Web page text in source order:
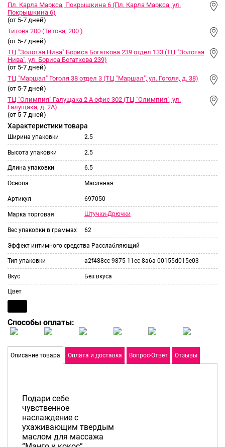
Пл. Карла Маркса, Покрышкина 6 (Пл. Карла Маркса, ул.
Покрышкина 6)
(от 5-7 дней)
Титова 200 (Титова, 200 )
(от 5-7 дней)
ТЦ "Золотая Нива" Бориса Богаткова 239 отдел 133 (ТЦ "Золотая
Нива", ул. Бориса Богаткова 239)
(от 5-7 дней)
ТЦ "Маршал" Гоголя 38 отдел 3 (ТЦ "Маршал", ул. Гоголя, д. 38)
(от 5-7 дней)
ТЦ "Олимпия" Галущака 2 А офис 302 (ТЦ "Олимпия", ул.
Галущака, д. 2А)
(от 5-7 дней)
Характеристики товара
Ширина упаковки 2.5
Высота упаковки 2.5
Длина упаковки 6.5
Основа Масляная
Артикул 697050
Марка торговая Штучки-Дрючки
Вес упаковки в граммах 62
Эффект интимного средства Расслабляющий
Тип упаковки a2f488cc-9875-11ec-8a6a-00155d015e03
Вкус Без вкуса
Цвет
Способы оплаты:
Описание товара Оплата и доставка Вопрос-Ответ Отзывы
Подари себе
чувственное
наслаждение с
ухаживающим твердым
маслом для массажа